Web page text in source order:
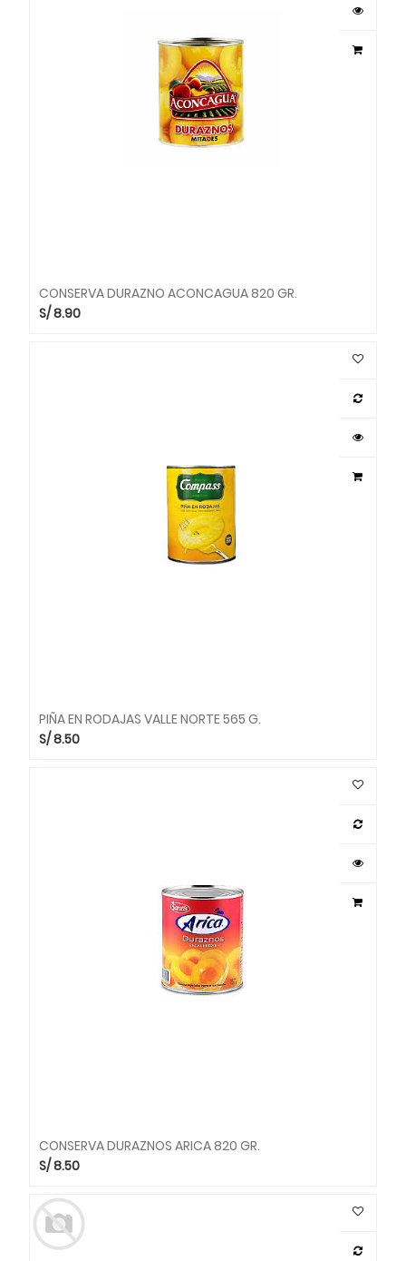
CONSERVA DURAZNO ACONCAGUA 820 GR.
S/8.90
PIÑA EN RODAJAS VALLE NORTE 565 G.
S/8.50
CONSERVA DURAZNOS ARICA 820 GR.
S/8.50